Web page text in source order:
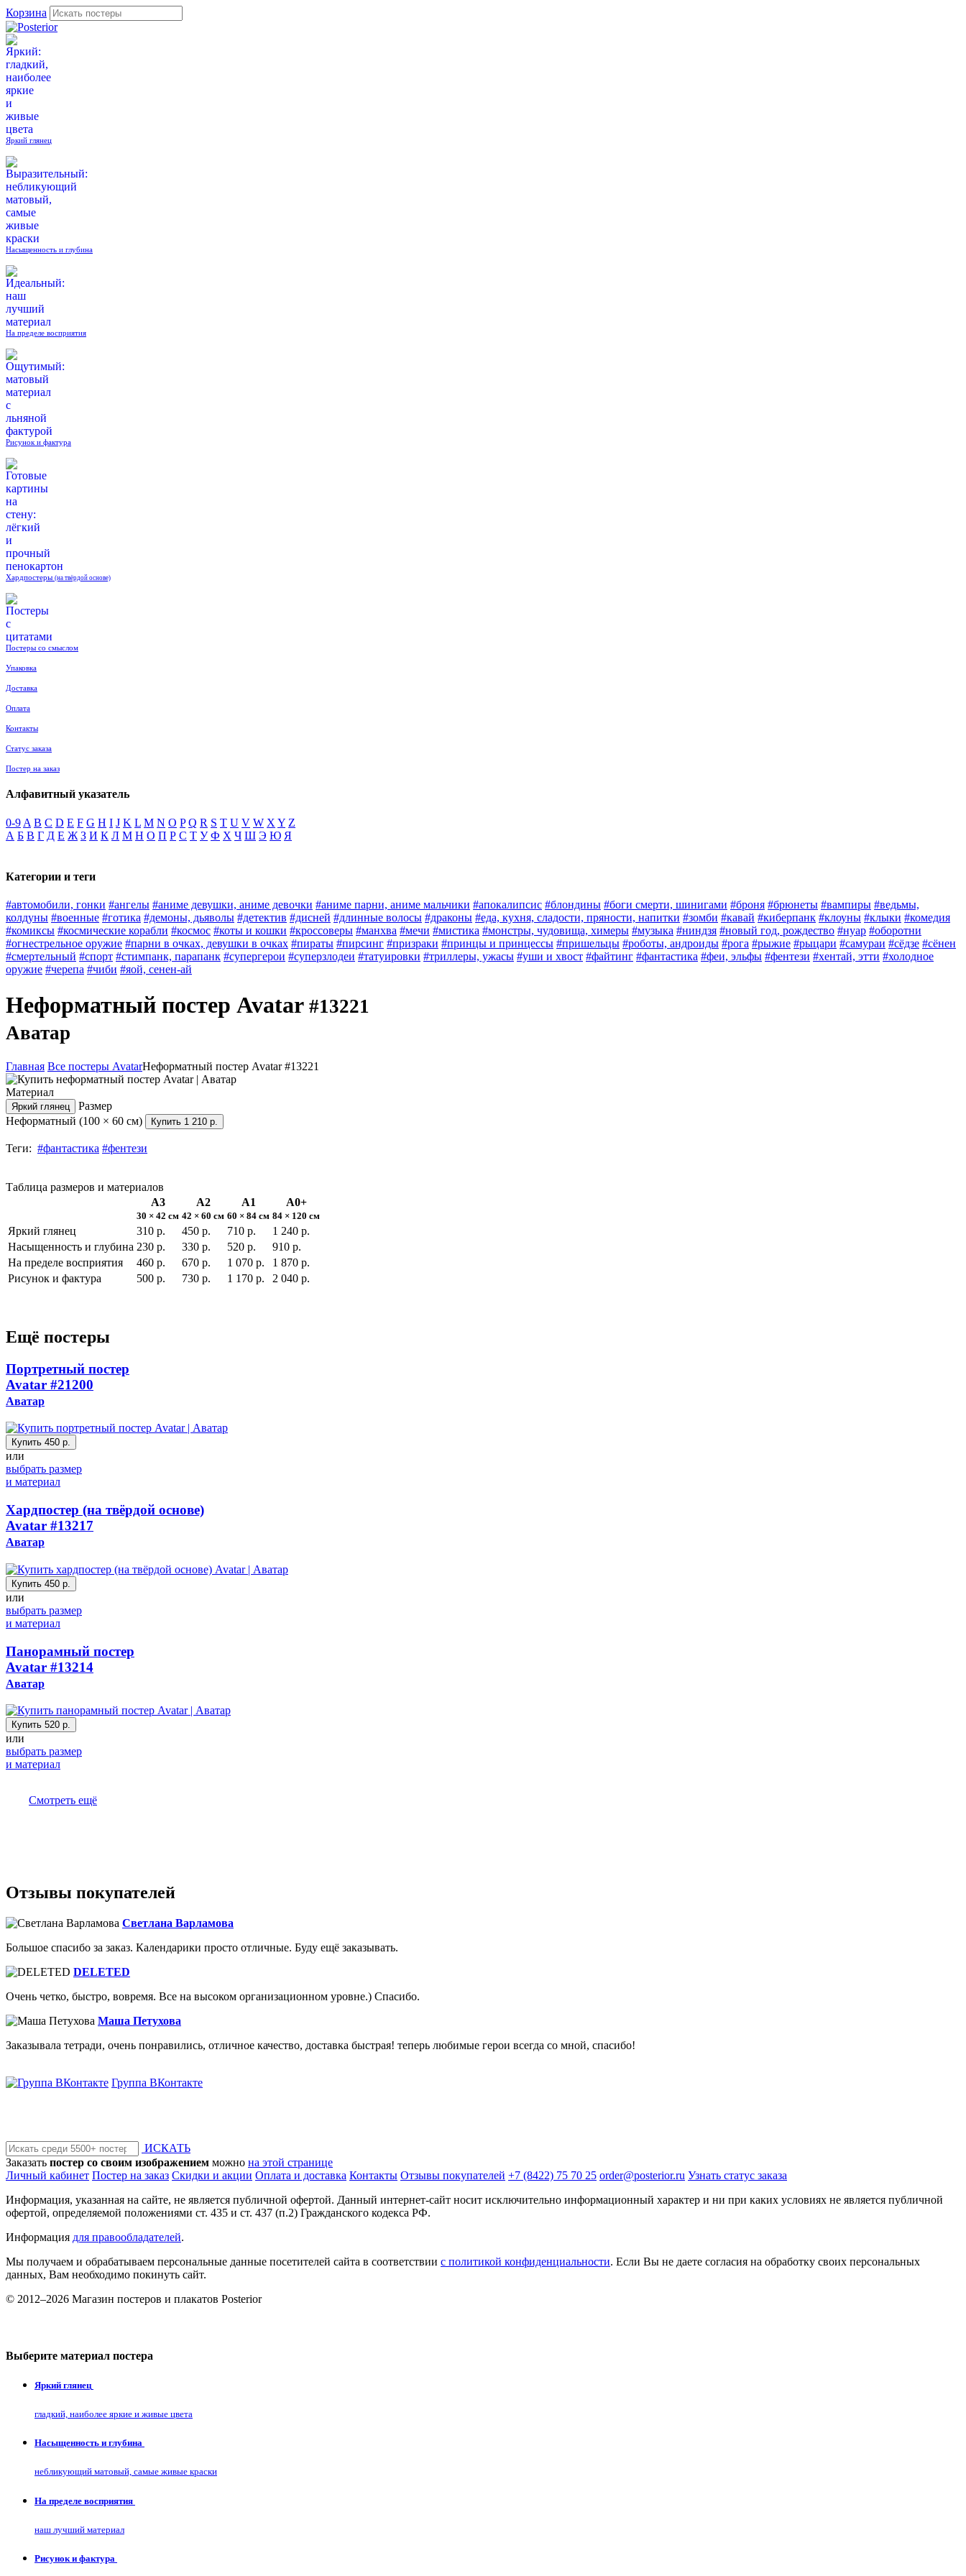
Корзина
Яркий глянец
Насыщенность и глубина
На пределе восприятия
Рисунок и фактура
Хардпостеры (на твёрдой основе)
Постеры со смыслом
Упаковка
Доставка
Оплата
Контакты
Статус заказа
Постер на заказ
Алфавитный указатель
0-9 A B C D E F G H I J K L M N O P Q R S T U V W X Y Z
А Б В Г Д Е Ж З И К Л М Н О П Р С Т У Ф Х Ч Ш Э Ю Я
Категории и теги
#автомобили, гонки #ангелы #аниме девушки, аниме девочки #аниме парни, аниме мальчики #апокалипсис #блондины #боги смерти, шинигами #броня #брюнеты #вампиры #ведьмы,
колдуны #военные #готика #демоны, дьяволы #детектив #дисней #длинные волосы #драконы #еда, кухня, сладости, пряности, напитки #зомби #кавай #киберпанк #клоуны #клыки #комедия
#комиксы #космические корабли #космос #коты и кошки #кроссоверы #манхва #мечи #мистика #монстры, чудовища, химеры #музыка #ниндзя #новый год, рождество #нуар #оборотни
#огнестрельное оружие #парни в очках, девушки в очках #пираты #пирсинг #призраки #принцы и принцессы #пришельцы #роботы, андроиды #рога #рыжие #рыцари #самураи #сёдзе #сёнен
#смертельный #спорт #стимпанк, парапанк #супергерои #суперзлодеи #татуировки #триллеры, ужасы #уши и хвост #файтинг #фантастика #феи, эльфы #фентези #хентай, этти #холодное
оружие #черепа #чиби #яой, сенен-ай
Неформатный постер Avatar #13221
Аватар
Главная Все постеры AvatarНеформатный постер Avatar #13221
Материал
Яркий глянец
Размер
Неформатный (100 × 60 см)
Купить 1 210 р.
Теги: #фантастика #фентези
Таблица размеров и материалов
А3
30 × 42 см
А2
42 × 60 см
А1
60 × 84 см
А0+
84 × 120 см
Яркий глянец 310 р. 450 р. 710 р.
1 240 р.
Насыщенность и глубина 230 р. 330 р. 520 р.
910 р.
На пределе восприятия
460 р. 670 р. 1 070 р.
1 870 р.
Рисунок и фактура
500 р. 730 р. 1 170 р. 2 040 р.
Ещё постеры
Портретный постер
Avatar #21200
Аватар
Купить 450 р.
или
выбрать размер
и материал
Хардпостер (на твёрдой основе)
Avatar #13217
Аватар
Купить 450 р.
или
выбрать размер
и материал
Панорамный постер
Avatar #13214
Аватар
Купить 520 р.
или
выбрать размер
и материал
Смотреть ещё
Отзывы покупателей
Светлана Варламова
Большое спасибо за заказ. Календарики просто отличные. Буду ещё заказывать.
DELETED
Очень четко, быстро, вовремя. Все на высоком организационном уровне.) Спасибо.
Маша Петухова
Заказывала тетради, очень понравились, отличное качество, доставка быстрая! теперь любимые герои всегда со мной, спасибо!
Группа ВКонтакте
ИСКАТЬ
Заказать постер со своим изображением можно на этой странице
Личный кабинет Постер на заказ Скидки и акции Оплата и доставка Контакты Отзывы покупателей +7 (8422) 75 70 25 order@posterior.ru Узнать статус заказа
Информация, указанная на сайте, не является публичной офертой. Данный интернет-сайт носит исключительно информационный характер и ни при каких условиях не является публичной
офертой, определяемой положениями ст. 435 и ст. 437 (п.2) Гражданского кодекса РФ.
Информация для правообладателей.
Мы получаем и обрабатываем персональные данные посетителей сайта в соответствии с политикой конфиденциальности. Если Вы не даете согласия на обработку своих персональных
данных, Вам необходимо покинуть сайт.
© 2012–2026 Магазин постеров и плакатов Posterior
Выберите материал постера
Яркий глянец
гладкий, наиболее яркие и живые цвета
Насыщенность и глубина
небликующий матовый, самые живые краски
На пределе восприятия
наш лучший материал
Рисунок и фактура